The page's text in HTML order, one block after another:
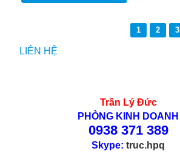
1 2 3
LIÊN HỆ
Trần Lý Đức
PHÒNG KINH DOANH
0938 371 389
Skype:truc.hpq